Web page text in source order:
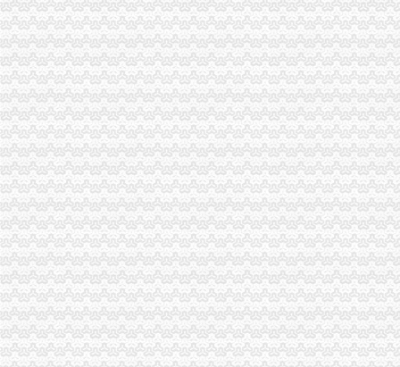
新华区注册公司条件、步骤,2017年新华代理注册公司要多少钱
苏州注册公司_苏州代理记账_苏州代办营业执照_苏州新区|吴中区|吴江|
【茶园新区联通营业厅（售后中心）招合作伙伴】-代理加盟-重庆赶集网
【重庆茶园新区工商注册|工商注册代理|工商注册代办】-重庆赶集网
【58同城】重庆南岸茶园新区工商年检_工商营业执照年检
茶园新区工商代办-重庆爱问分类
重庆市代办公司变更
重庆银行股份有限公司茶园新城区支行
重庆弘熙房地产营销策划有限公司茶园新区金科世界城分公司
重庆市工商年报代理-城际分类
一方财务_重庆市一方财务代理有限公司新招聘信息-汇博网
重庆哪家代办较快办理营业执照,房地产开发资质验资-重庆58同城
苏州新区代办营业执照_苏州新区代办营业执照厂家批发-虎易网
渝开发（000514）_定期报告_公司资料_新浪财经
【茶园新区联通营业厅（售后中心）招合作伙伴】-代理加盟-重庆赶集网
【餐厅服务员,重庆一方财务代理有限公司招聘】-重庆赶集网
金科VISAR国际_融创伊顿庄园_楼盘对比分析-重庆乐居
晨报万事通_新浪新闻
【重庆九一七八网络科技有限公司2018新招聘信息】_聘网